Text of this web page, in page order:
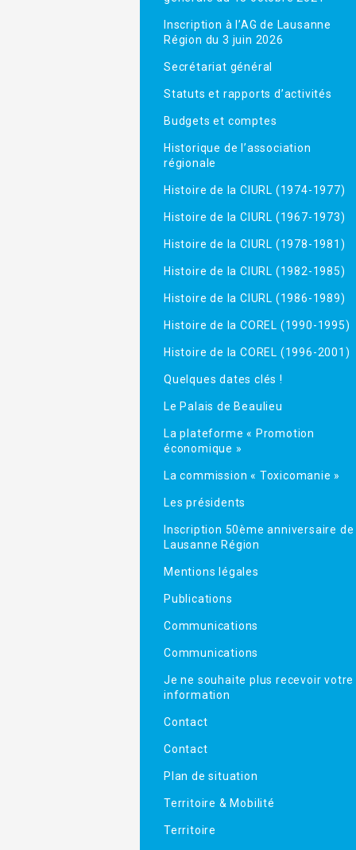
Inscription à l’AG de Lausanne
Région du 3 juin 2026
Secrétariat général
Statuts et rapports d’activités
Budgets et comptes
Historique de l’association
régionale
Histoire de la CIURL (1974-1977)
Histoire de la CIURL (1967-1973)
Histoire de la CIURL (1978-1981)
Histoire de la CIURL (1982-1985)
Histoire de la CIURL (1986-1989)
Histoire de la COREL (1990-1995)
Histoire de la COREL (1996-2001)
Quelques dates clés !
Le Palais de Beaulieu
La plateforme « Promotion
économique »
La commission « Toxicomanie »
Les présidents
Inscription 50ème anniversaire de
Lausanne Région
Mentions légales
Publications
Communications
Communications
Je ne souhaite plus recevoir votre
information
Contact
Contact
Plan de situation
Territoire & Mobilité
Territoire